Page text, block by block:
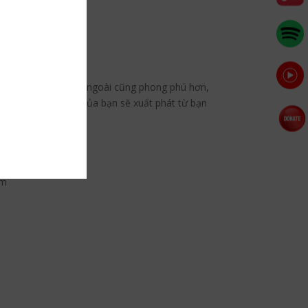
nguồn lực bên ngoài cũng phong phú hơn,
lực chân thành của bạn sẽ xuất phát từ bạn